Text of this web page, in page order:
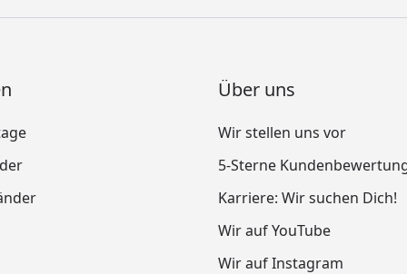
Über uns
Wir stellen uns vor
5-Sterne
Karriere: Wir suchen Dich!
Wir auf YouTube
Wir auf Instagram